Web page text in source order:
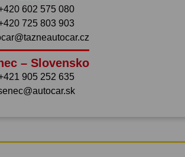
602 575 080
725 803 903
– Slovensko
905 252 635